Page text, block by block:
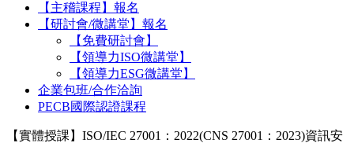
【主稽課程】報名
【研討會/微講堂】報名
【免費研討會】
【領導力ISO微講堂】
【領導力ESG微講堂】
企業包班/合作洽詢
PECB國際認證課程
【實體授課】ISO/IEC 27001：2022(CNS 27001：2023)資訊安